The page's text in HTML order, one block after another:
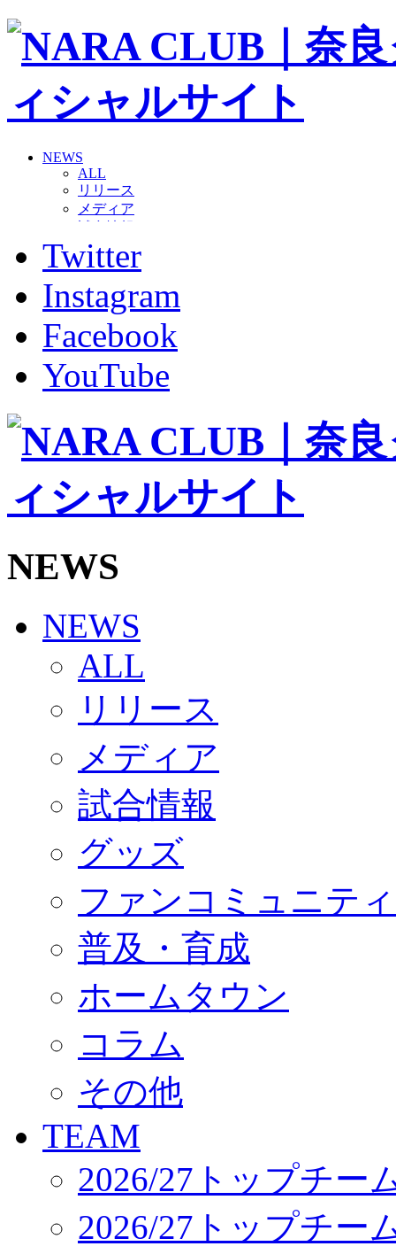
NEWS
ALL
リリース
メディア
グッズ
ファンコミュニティ
ホームタウン
コラム
その他
TEAM
2026/27トップチーム
2026/27トップチームスタッフ
バモス
チアダンススクール
ボランティアチーム「volundeer」
ビクトリーロード
HOMEGAME
観戦ルール＆マナー
Jリーグ運営管理規定
写真・動画使用ガイドライン
SCHEDULE
2026/27
練習見学時のファンサービスについて
TICKET
奈良クラブ明治安田J3リーグ2026/27シーズン試
奈良クラブ明治安田Ｊ3リーグ 2026/27シーズン「
観戦ルール＆マナー
2026/27ファンコミュニティ
サポートショップ
GOODS
オフィシャルストア（実店舗）
オンラインストア
ACADEMY
アカデミーについて
コーチ&スタッフ
ジュニア
ジュニアユース
ユース
練習拠点（ナラディーア）
SCHOOL
CLUB
パートナー募集
クラブ理念
サステナビリティ
Web制作支援
応援プロジェクト
Twitter
Instagram
Facebook
YouTube
NEWS
NEWS
ALL
リリース
メディア
試合情報
グッズ
ファンコミュニティ
普及・育成
ホームタウン
コラム
その他
TEAM
2026/27トップチー
2026/27トップチー